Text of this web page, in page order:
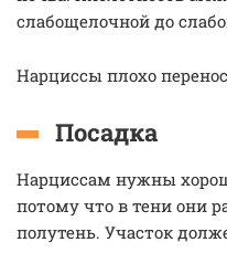
слабощелочной до
Нарциссы плохо
Посадка
Нарциссам нужны
потому что в тени они
полутень. Участок